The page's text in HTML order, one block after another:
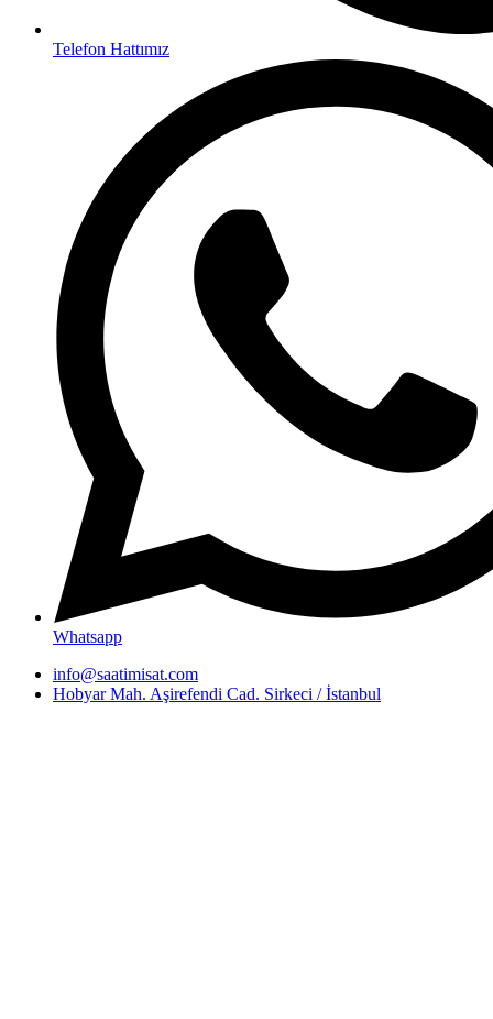
Telefon Hattımız
Whatsapp
info@saatimisat.com
Hobyar Mah. Aşirefendi Cad. Sirkeci / İstanbul